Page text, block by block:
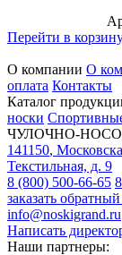
Перейти в
О компании О
оплата Контакты
Каталог
носки
ЧУЛОЧНО-
141150,
Текстильная, д. 9
8 (800) 500-66-65
заказать
info@noskigrand.ru
Написать
Наши партнеры: